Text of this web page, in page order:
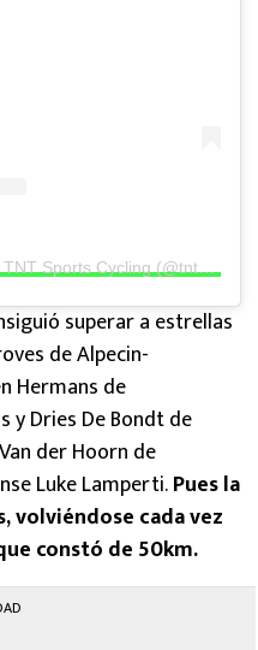
superar a estrellas
de Alpecin-
Hermans de
y Dries De Bondt de
der Hoorn de
Luke Lamperti.Pues la
volviéndose cada vez
constó de 50km.